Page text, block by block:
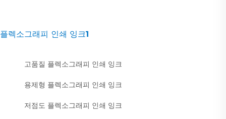
플렉소그래피 인쇄 잉크1
고품질 플렉소그래피 인쇄 잉크
용제형 플렉소그래피 인쇄 잉크
저점도 플렉소그래피 인쇄 잉크